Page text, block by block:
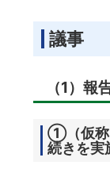
議事
（1）報
①（仮称
続きを実